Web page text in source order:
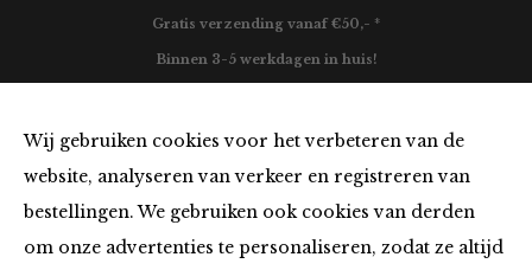
Wij gebruiken cookies voor het verbeteren van de
website, analyseren van verkeer en registreren van
bestellingen. We gebruiken ook cookies van derden
om onze advertenties te personaliseren, zodat ze altijd
Gratis verzending vanaf €50,- *
Binnen 3-5 werkdagen in huis!
Must Haves